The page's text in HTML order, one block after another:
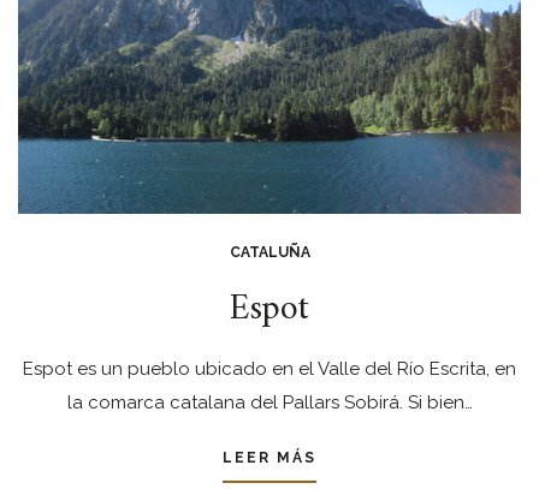
CATALUÑA
Espot
Espot es un pueblo ubicado en el Valle del Río Escrita, en
la comarca catalana del Pallars Sobirá. Si bien…
LEER MÁS